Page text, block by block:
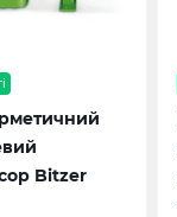
Bitzer